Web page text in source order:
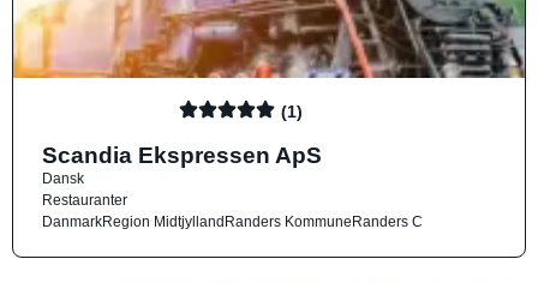
(1)
Scandia Ekspressen ApS
Dansk
Restauranter
DanmarkRegion MidtjyllandRanders KommuneRanders C